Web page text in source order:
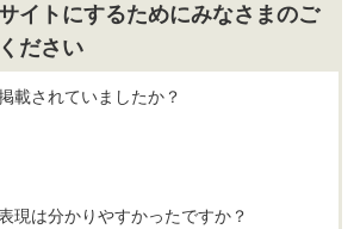
イトにするためにみなさまのご
ださい
載されていましたか？
現は分かりやすかったですか？